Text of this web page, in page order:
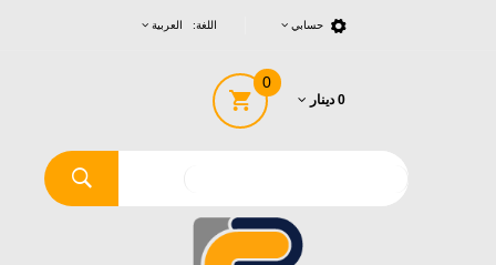
اللغة: العربية حسابي
0
0 دينار